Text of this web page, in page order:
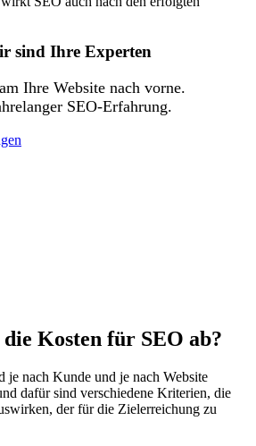
sind Ihre Experten
Ihre Website nach vorne.
SEO-Erfahrung.
Kosten für SEO ab?
je nach Kunde und je nach Website
dafür sind verschiedene Kriterien, die
der für die Zielerreichung zu